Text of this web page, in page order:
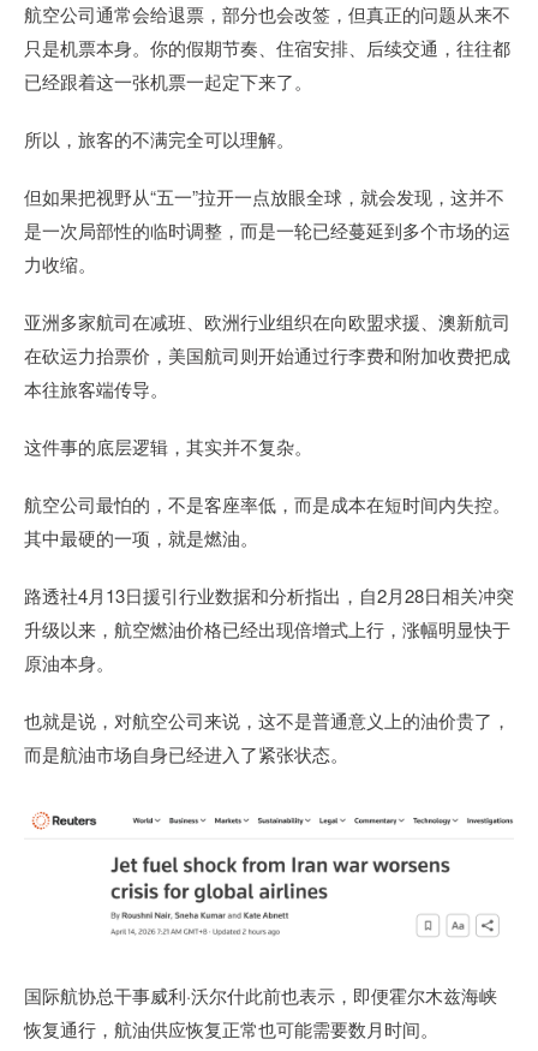
航空公司通常会给退票，部分也会改签，但真正的问题从来不
只是机票本身。你的假期节奏、住宿安排、后续交通，往往都
已经跟着这一张机票一起定下来了。
所以，旅客的不满完全可以理解。
但如果把视野从“五一”拉开一点放眼全球，就会发现，这并不
是一次局部性的临时调整，而是一轮已经蔓延到多个市场的运
力收缩。
亚洲多家航司在减班、欧洲行业组织在向欧盟求援、澳新航司
在砍运力抬票价，美国航司则开始通过行李费和附加收费把成
本往旅客端传导。
这件事的底层逻辑，其实并不复杂。
航空公司最怕的，不是客座率低，而是成本在短时间内失控。
其中最硬的一项，就是燃油。
路透社4月13日援引行业数据和分析指出，自2月28日相关冲突
升级以来，航空燃油价格已经出现倍增式上行，涨幅明显快于
原油本身。
也就是说，对航空公司来说，这不是普通意义上的油价贵了，
而是航油市场自身已经进入了紧张状态。
国际航协总干事威利·沃尔什此前也表示，即便霍尔木兹海峡
恢复通行，航油供应恢复正常也可能需要数月时间。